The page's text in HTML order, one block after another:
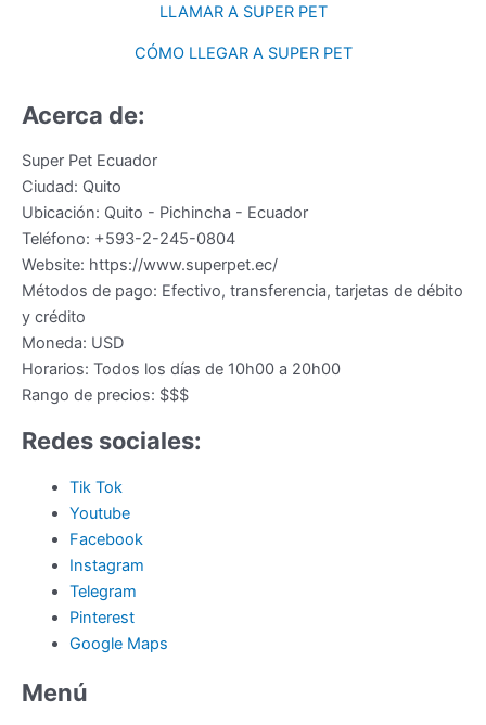
LLAMAR A SUPER PET
CÓMO LLEGAR A SUPER PET
Acerca de:
Super Pet Ecuador
Ciudad: Quito
Ubicación: Quito - Pichincha - Ecuador
Teléfono: +593-2-245-0804
Website: https://www.superpet.ec/
Métodos de pago: Efectivo, transferencia, tarjetas de débito
y crédito
Moneda: USD
Horarios: Todos los días de 10h00 a 20h00
Rango de precios: $$$
Redes sociales:
Tik Tok
Youtube
Facebook
Instagram
Telegram
Pinterest
Google Maps
Menú